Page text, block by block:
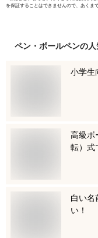
を保証することはできませんので、あくま
ペン・ボールペンの
小学生
高級ボ
転）式
白い名
い！